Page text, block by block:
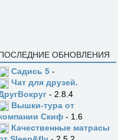
ОБНОВЛЕНИЯ
Садись 5 -
Чат для друзей.
- 2.8.4
Вышки-тура от
Скиф - 1.6
Качественные матрасы